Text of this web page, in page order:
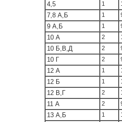
4,5 1
7,8 А,Б 1
9 А,Б 1
10 А 2
10 Б,В,Д 2
10 Г 2
12 А 1
12 Б 1
12 В,Г 2
11 А 2
13 А,Б 1